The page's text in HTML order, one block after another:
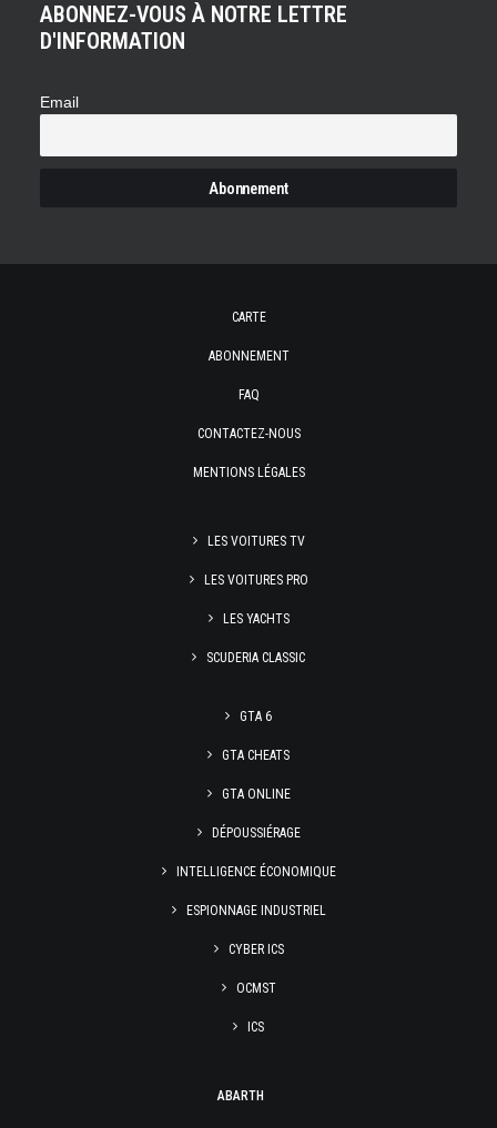
ABONNEZ-VOUS À NOTRE LETTRE
D'INFORMATION
Email
CARTE
ABONNEMENT
FAQ
CONTACTEZ-NOUS
MENTIONS LÉGALES
LES VOITURES TV
LES VOITURES PRO
LES YACHTS
SCUDERIA CLASSIC
GTA 6
GTA CHEATS
GTA ONLINE
DÉPOUSSIÉRAGE
INTELLIGENCE ÉCONOMIQUE
ESPIONNAGE INDUSTRIEL
CYBER ICS
OCMST
ICS
ABARTH